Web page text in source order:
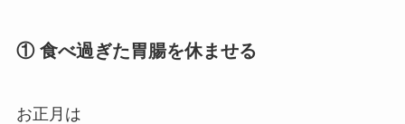
① 食べ過ぎた胃腸を休ませる
お正月は